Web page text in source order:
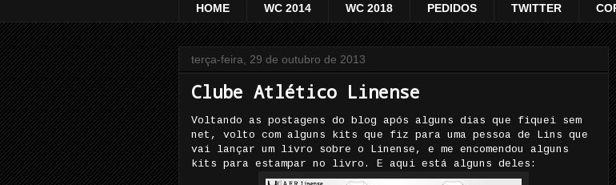
HOME WC 2014 WC 2018 PEDIDOS TWITTER
terça-feira, 29 de outubro de 2013
Clube Atlético Linense
Voltando as postagens do blog após alguns dias que fiquei sem
net, volto com alguns kits que fiz para uma pessoa de Lins que
vai lançar um livro sobre o Linense, e me encomendou alguns
kits para estampar no livro. E aqui está alguns deles: